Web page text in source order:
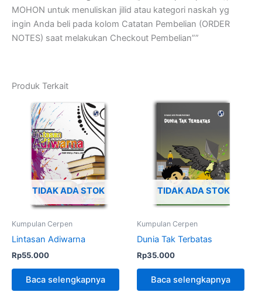
MOHON untuk menuliskan jilid atau kategori naskah yg
ingin Anda beli pada kolom Catatan Pembelian (ORDER
NOTES) saat melakukan Checkout Pembelian””
Produk Terkait
TIDAK ADA STOK
Kumpulan Cerpen
Lintasan Adiwarna
Rp55.000
Baca selengkapnya
TIDAK ADA STOK
Kumpulan Cerpen
Dunia Tak Terbatas
Rp35.000
Baca selengkapnya